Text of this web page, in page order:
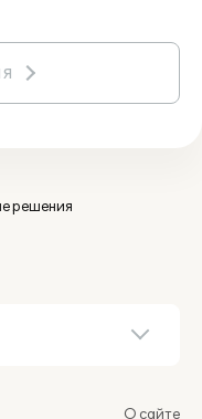
решения
О сайте